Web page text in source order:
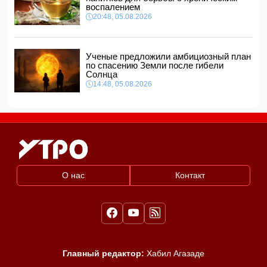
12:40, 06.08.2026
воспалением
20:48, 05.08.2026
Ученые предложили амбициозный план
по спасению Земли после гибели
Солнца
14:48, 05.08.2026
О нас Контакт
Главный редактор: Хабил Агазаде